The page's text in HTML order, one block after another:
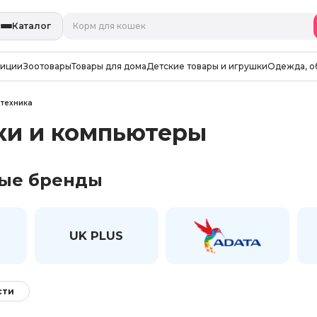
Каталог
ЗоотоварыТовары для домаДетские товары и игрушкиОдежда,
и компьютеры
бренды
UK PLUS